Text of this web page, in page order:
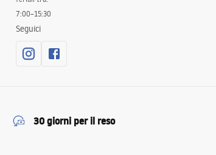
7:00–15:30
Seguici
30 giorni per il reso